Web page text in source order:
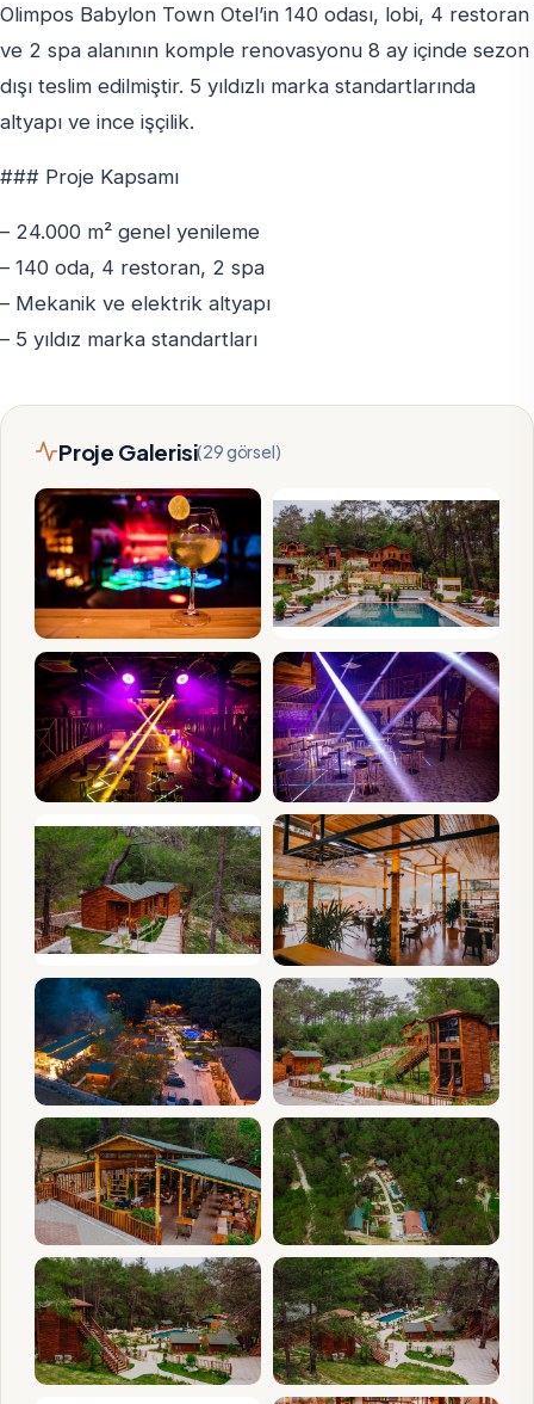
Olimpos Babylon Town Otel’in 140 odası, lobi, 4 restoran
ve 2 spa alanının komple renovasyonu 8 ay içinde sezon
dışı teslim edilmiştir. 5 yıldızlı marka standartlarında
altyapı ve ince işçilik.
### Proje Kapsamı
– 24.000 m² genel yenileme
– 140 oda, 4 restoran, 2 spa
– Mekanik ve elektrik altyapı
– 5 yıldız marka standartları
Proje Galerisi(29 görsel)